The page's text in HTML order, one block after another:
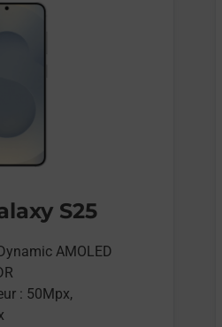
S25
Dynamic AMOLED
: 50Mpx,